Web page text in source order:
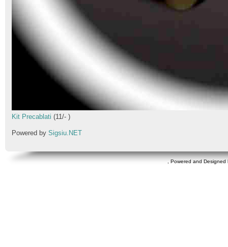
Kit Precablati (11/- )
Powered by Sigsiu.NET
, Powered and